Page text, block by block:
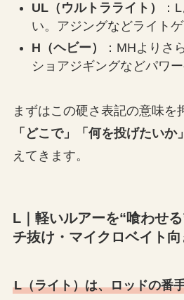
UL（ウルトラライト）
：
い。アジングなどライトゲ
H（ヘビー）
：MHよりさ
ショアジギングなどパワー
まずはこの硬さ表記の意味を
「どこで」「何を投げたいか」
えてきます。
L｜軽いルアーを“喰わせ
チ抜け・マイクロベイト向
L（ライト）は、ロッドの番